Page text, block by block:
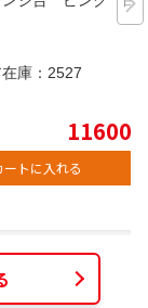
庫： 2527
11600
ートに入れる